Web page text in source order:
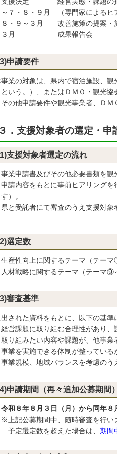
・８・９月 （専門家によるヒア
９～３月 改善施策の提案・
月 成果報告会
申請要件
業の対象は、県内で宿泊施設、観
いう。）、またはＤＭＯ・観光協
の他申請要件や観光事業者、ＤＭ
３．支援対象者の選定・申
支援対象者選定の流れ
事業申請書及びその他必要書類を観
申請内容をもとに事前ヒアリング
す）。
県と受託者にて審査のうえ支援対象
選定数
生産性向上に関するテーマ（テー
戦略に関するテーマ（テーマ
審査基準
された資料をもとに、以下の基準
営課題に取り組む合理性があり、
り組みたい内容や課題が、他事業
業を実施できる体制が整っている
業規模、地域バランスを考慮のう
申請期間（再々追加公募期間）
令和８年８月３日（月）から同年
※上記公募期間中、随時審査を行い
予定選定数を超えた場合は、 期間